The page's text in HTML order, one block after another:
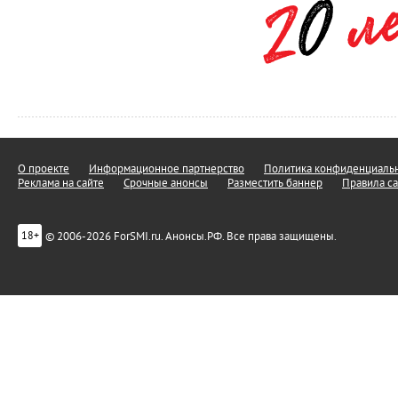
О проекте Информационное партнерство
Политика
Реклама на сайте
Срочные анонсы Разместить баннер Правила
18+ © 2006-2026 ForSMI.ru. Анонсы.РФ. Все права защищены.